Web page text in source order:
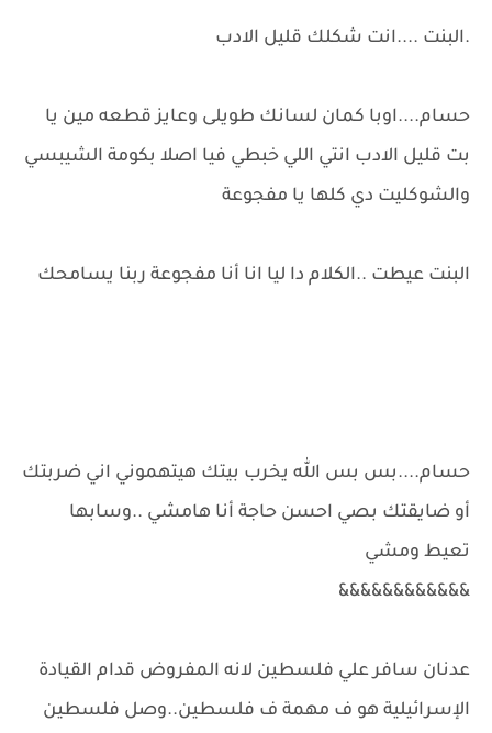
.البنت ....انت شكلك قليل الادب
حسام....اوبا كمان لسانك طويلى وعايز قطعه مين يا
بت قليل الادب انتي اللي خبطي فيا اصلا بكومة الشيبسي
والشوكليت دي كلها يا مفجوعة
البنت عيطت ..الكلام دا ليا انا أنا مفجوعة ربنا يسامحك
حسام....بس بس الله يخرب بيتك هيتهموني اني ضربتك
أو ضايقتك بصي احسن حاجة أنا هامشي ..وسابها
تعيط ومشي
&&&&&&&&&&&&
عدنان سافر علي فلسطين لانه المفروض قدام القيادة
الإسرائيلية هو ف مهمة ف فلسطين..وصل فلسطين